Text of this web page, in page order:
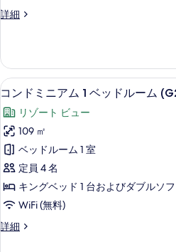
す
ベ
ド
ル
ー
ム
(G101)
の
す
べ
て
の
詳細
コ
ニ
ア
ム
ベ
ッ
ド
ル
ー
ム
(G101)
の
詳
細
コ
ン
ド
ミ
ニ
ア
ム
ベ
コ
23
コンドミニアム 1 ベッドルーム
リゾート ビュー
109 ㎡
ベッドルーム 1 室
定員 4 名
キングベッド 1 台およびダブルソ
WiFi (無料)
詳細
コ